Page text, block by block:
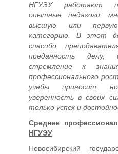
НГУЭУ работают
опытные педагоги,
высшую или первую
категорию. В этот
спасибо
преданность
стремление к
профессионального
учебы приносит
уверенность в своих
только успех и
Среднее
НГУЭУ
Новосибирский